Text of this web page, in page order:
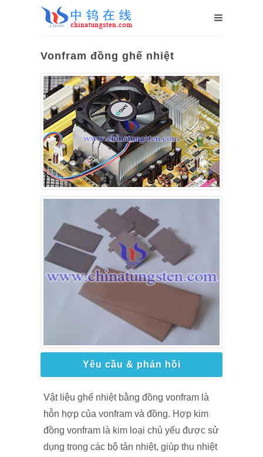
Vonfram đồng ghế nhiệt
Yêu cầu & phản hồi
Vật liệu ghế nhiệt bằng đồng vonfram là
hỗn hợp của vonfram và đồng. Hợp kim
đồng vonfram là kim loại chủ yếu được sử
dụng trong các bộ tản nhiệt, giúp thu nhiệt